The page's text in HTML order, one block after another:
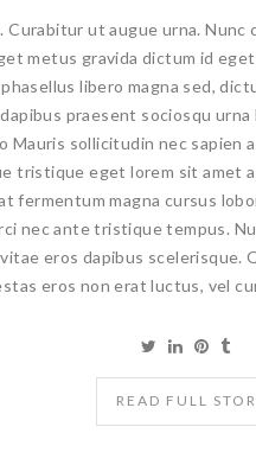
ut augue urna.
metus gravida dictum id
libero magna sed,
praesent sociosqu
sollicitudin nec
tristique eget lorem sit
fermentum magna cursus
nec ante tristique tempus.
eros dapibus scelerisque.
eros non erat luctus, vel
READ FULL